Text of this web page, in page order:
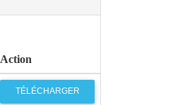
Action
TÉLÉCHARGER